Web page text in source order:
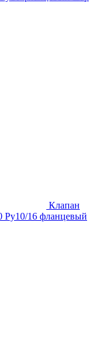
Клапан
Ру10/16 фланцевый